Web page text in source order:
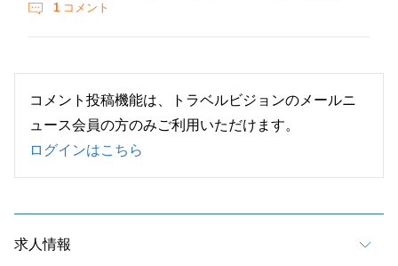
1 コメント
コメント投稿機能は、トラベルビジョンのメールニ
ュース会員の方のみご利用いただけます。
ログインはこちら
求人情報